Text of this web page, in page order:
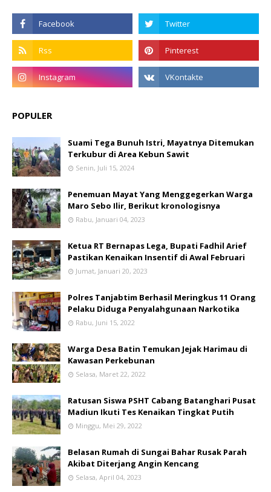
POPULER
Suami Tega Bunuh Istri, Mayatnya Ditemukan
Terkubur di Area Kebun Sawit
Senin, Juli 15, 2024
Penemuan Mayat Yang Menggegerkan Warga
Maro Sebo Ilir, Berikut kronologisnya
Rabu, Januari 04, 2023
Ketua RT Bernapas Lega, Bupati Fadhil Arief
Pastikan Kenaikan Insentif di Awal Februari
Jumat, Januari 20, 2023
Polres Tanjabtim Berhasil Meringkus 11 Orang
Pelaku Diduga Penyalahgunaan Narkotika
Rabu, Juni 15, 2022
Warga Desa Batin Temukan Jejak Harimau di
Kawasan Perkebunan
Selasa, Maret 22, 2022
Ratusan Siswa PSHT Cabang Batanghari Pusat
Madiun Ikuti Tes Kenaikan Tingkat Putih
Minggu, Mei 29, 2022
Belasan Rumah di Sungai Bahar Rusak Parah
Akibat Diterjang Angin Kencang
Selasa, April 04, 2023